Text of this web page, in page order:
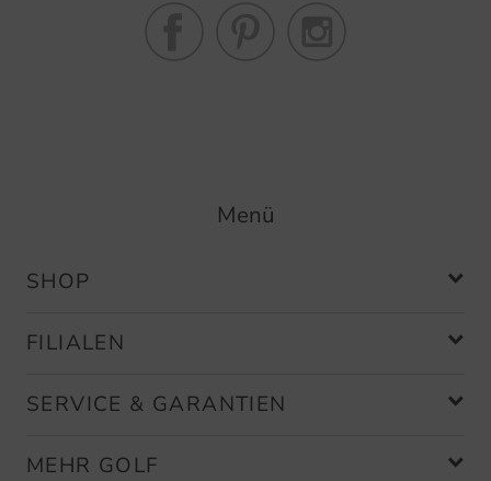
Menü
SHOP
FILIALEN
SERVICE & GARANTIEN
MEHR GOLF